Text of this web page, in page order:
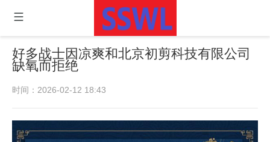
好多战士因凉爽和北京初剪科技有限公司
缺氧而拒绝
时间：2026-02-12 18:43